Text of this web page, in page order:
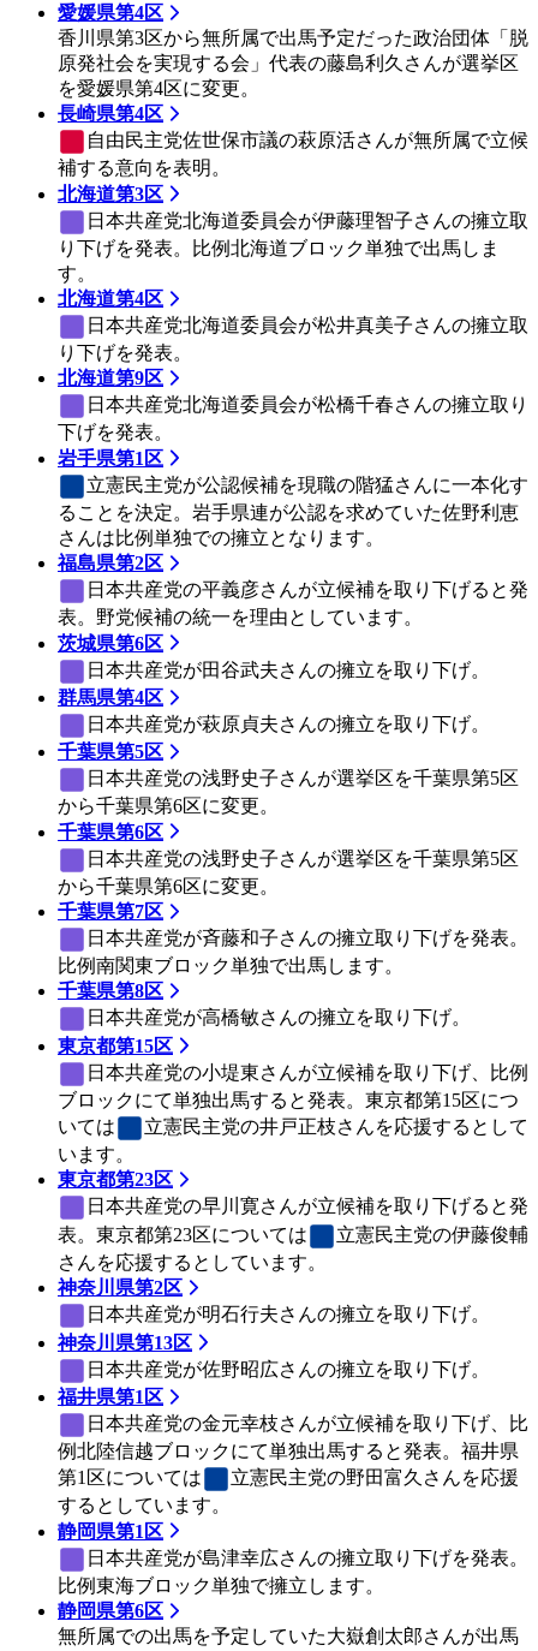
愛媛県第4区
香川県第3区から無所属で出馬予定だった政治団体「脱
原発社会を実現する会」代表の藤島利久さんが選挙区
を愛媛県第4区に変更。
長崎県第4区
自由民主党佐世保市議の萩原活さんが無所属で立候
補する意向を表明。
北海道第3区
日本共産党北海道委員会が伊藤理智子さんの擁立取
り下げを発表。比例北海道ブロック単独で出馬しま
す。
北海道第4区
日本共産党北海道委員会が松井真美子さんの擁立取
り下げを発表。
北海道第9区
日本共産党北海道委員会が松橋千春さんの擁立取り
下げを発表。
岩手県第1区
立憲民主党が公認候補を現職の階猛さんに一本化す
ることを決定。岩手県連が公認を求めていた佐野利恵
さんは比例単独での擁立となります。
福島県第2区
日本共産党の平義彦さんが立候補を取り下げると発
表。野党候補の統一を理由としています。
茨城県第6区
日本共産党が田谷武夫さんの擁立を取り下げ。
群馬県第4区
日本共産党が萩原貞夫さんの擁立を取り下げ。
千葉県第5区
日本共産党の浅野史子さんが選挙区を千葉県第5区
から千葉県第6区に変更。
千葉県第6区
日本共産党の浅野史子さんが選挙区を千葉県第5区
から千葉県第6区に変更。
千葉県第7区
日本共産党が斉藤和子さんの擁立取り下げを発表。
比例南関東ブロック単独で出馬します。
千葉県第8区
日本共産党が高橋敏さんの擁立を取り下げ。
東京都第15区
日本共産党の小堤東さんが立候補を取り下げ、比例
ブロックにて単独出馬すると発表。東京都第15区につ
いては
立憲民主党の井戸正枝さんを応援するとして
います。
東京都第23区
日本共産党の早川寛さんが立候補を取り下げると発
表。東京都第23区については
立憲民主党の伊藤俊輔
さんを応援するとしています。
神奈川県第2区
日本共産党が明石行夫さんの擁立を取り下げ。
神奈川県第13区
日本共産党が佐野昭広さんの擁立を取り下げ。
福井県第1区
日本共産党の金元幸枝さんが立候補を取り下げ、比
例北陸信越ブロックにて単独出馬すると発表。福井県
第1区については
立憲民主党の野田富久さんを応援
するとしています。
静岡県第1区
日本共産党が島津幸広さんの擁立取り下げを発表。
比例東海ブロック単独で擁立します。
静岡県第6区
無所属での出馬を予定していた大嶽創太郎さんが出馬